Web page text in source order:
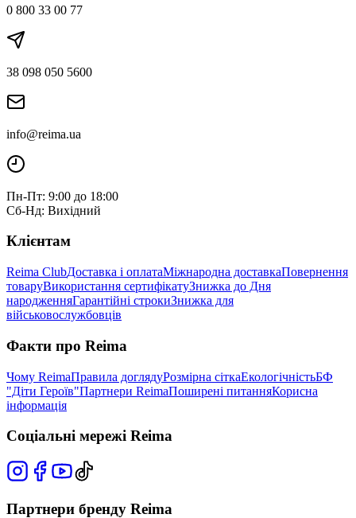
0 800 33 00 77
38 098 050 5600
info@reima.ua
Пн-Пт: 9:00 до 18:00
Сб-Нд: Вихідний
Клієнтам
Reima ClubДоставка і оплатаМіжнародна доставкаПовернення
товаруВикористання сертифікатуЗнижка до Дня
народженняГарантійні строкиЗнижка для
військовослужбовців
Факти про Reima
Чому ReimaПравила доглядуРозмірна сіткаЕкологічністьБФ
"Діти Героїв"Партнери ReimaПоширені питанняКорисна
інформація
Соціальні мережі Reima
Партнери бренду Reima